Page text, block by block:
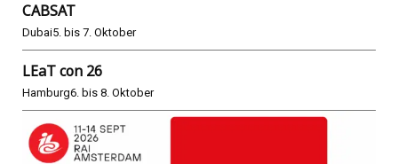
CABSAT
Dubai5. bis 7. Oktober
LEaT con 26
Hamburg6. bis 8. Oktober